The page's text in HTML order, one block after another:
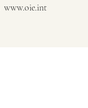
www.oie.int